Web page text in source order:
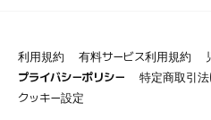
利用規約 有料サービス利用規約
プライバシーポリシー
特定商取引
クッキー設定